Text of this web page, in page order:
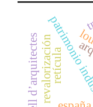
revalorizaciónretícula